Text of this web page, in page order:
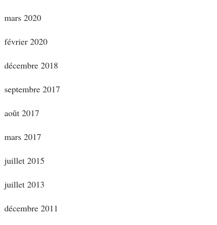
mars 2020
février 2020
décembre 2018
septembre 2017
août 2017
mars 2017
juillet 2015
juillet 2013
décembre 2011